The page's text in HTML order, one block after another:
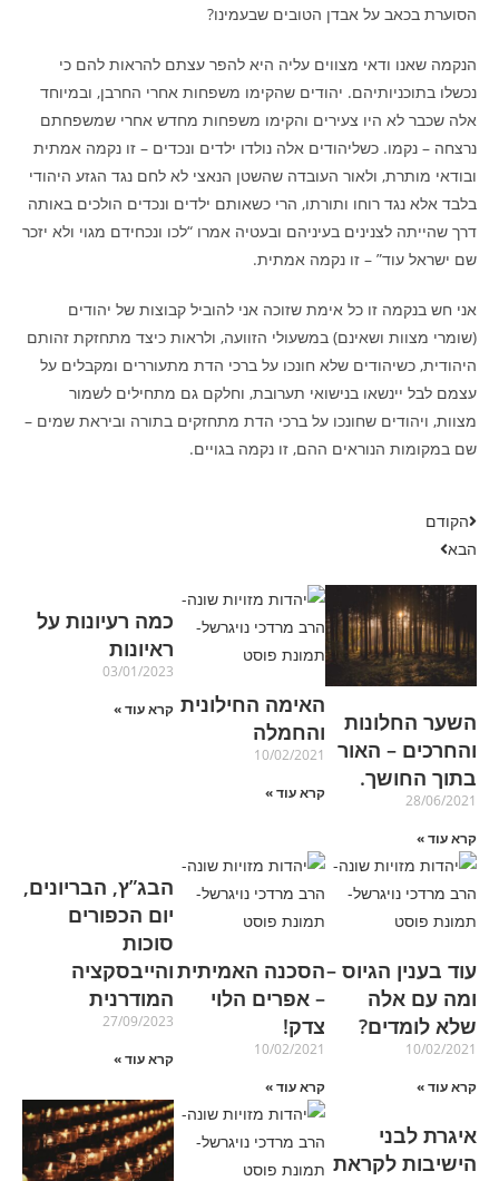
הסוערת בכאב על אבדן הטובים שבעמינו?
הנקמה שאנו ודאי מצווים עליה היא להפר עצתם להראות להם כי
נכשלו בתוכניותיהם. יהודים שהקימו משפחות אחרי החרבן, ובמיוחד
אלה שכבר לא היו צעירים והקימו משפחות מחדש אחרי שמשפחתם
נרצחה – נקמו. כשליהודים אלה נולדו ילדים ונכדים – זו נקמה אמתית
ובודאי מותרת, ולאור העובדה שהשטן הנאצי לא לחם נגד הגזע היהודי
בלבד אלא נגד רוחו ותורתו, הרי כשאותם ילדים ונכדים הולכים באותה
דרך שהייתה לצנינים בעיניהם ובעטיה אמרו “לכו ונכחידם מגוי ולא יזכר
שם ישראל עוד” – זו נקמה אמתית.
אני חש בנקמה זו כל אימת שזוכה אני להוביל קבוצות של יהודים
(שומרי מצוות ושאינם) במשעולי הזוועה, ולראות כיצד מתחזקת זהותם
היהודית, כשיהודים שלא חונכו על ברכי הדת מתעוררים ומקבלים על
עצמם לבל יינשאו בנישואי תערובת, וחלקם גם מתחילים לשמור
מצוות, ויהודים שחונכו על ברכי הדת מתחזקים בתורה וביראת שמים –
שם במקומות הנוראים ההם, זו נקמה בגויים.
הקודם
הבא
השער החלונות
והחרכים – האור
בתוך החושך.
28/06/2021
קרא עוד »
האימה החילונית
והחמלה
10/02/2021
קרא עוד »
כמה רעיונות על
ראיונות
03/01/2023
קרא עוד »
עוד בענין הגיוס –
ומה עם אלה
שלא לומדים?
10/02/2021
קרא עוד »
הסכנה האמיתית
– אפרים הלוי
צדק!
10/02/2021
קרא עוד »
הבג”ץ, הבריונים,
יום הכפורים
סוכות
והייבסקציה
המודרנית
27/09/2023
קרא עוד »
איגרת לבני
הישיבות לקראת